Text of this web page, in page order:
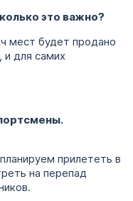
это важно?
мест будет продано
и для самих
прилететь в
на перепад